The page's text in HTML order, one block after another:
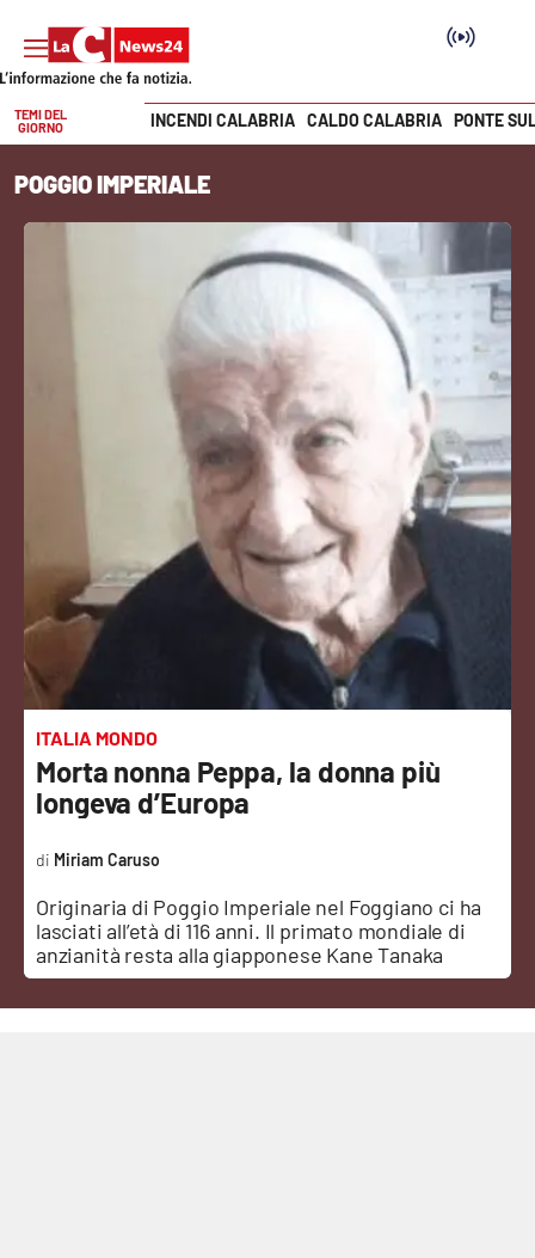
SEZIONI
Economia e lavoro
Sanità
Sport
Cultura
Podcast
Meteo
Editoriali
VIDEO
Vai
TEMI DEL
GIORNO
INCENDI CALABRIA CALDO CALABRIA PONTE
POGGIO IMPERIALE
ITALIA MONDO
Morta nonna Peppa, la donna più
longeva d’Europa
Originaria di Poggio Imperiale nel Foggiano ci ha
lasciati all’età di 116 anni. Il primato mondiale di
anzianità resta alla giapponese Kane Tanaka
Miriam Caruso